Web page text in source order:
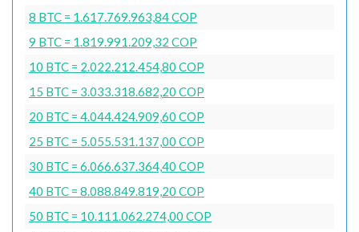
8 BTC = 1.617.769.963,84 COP
9 BTC = 1.819.991.209,32 COP
10 BTC = 2.022.212.454,80 COP
15 BTC = 3.033.318.682,20 COP
20 BTC = 4.044.424.909,60 COP
25 BTC = 5.055.531.137,00 COP
30 BTC = 6.066.637.364,40 COP
40 BTC = 8.088.849.819,20 COP
50 BTC = 10.111.062.274,00 COP